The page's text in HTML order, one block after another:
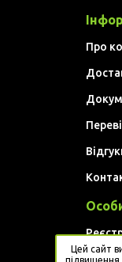
Про
Увійти
Цей сайт